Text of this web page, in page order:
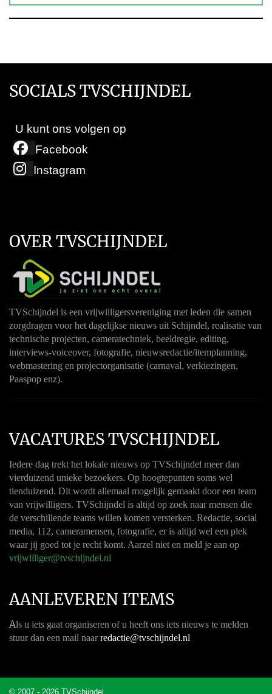
SOCIALS TVSCHIJNDEL
U kunt ons volgen op
Facebook
Instagram
OVER TVSCHIJNDEL
TVSchijndel is een vrijwilligersvereniging met leden die samen
zorgdragen voor het dagelijkse nieuws uit Schijndel, realisatie van
technische projecten, cameratechniek, beeldregie, editing,
interviews-voiceover, fotografie, nieuwsredactie/itemplanning,
webmastering en projectorganisatie (carnaval, verkiezingen,
Paaspop enz).
VACATURES TVSCHIJNDEL
Iedere dag trekt het lokale nieuws op TVSchijndel meer dan
vierduizend unieke bezoekers. Op hoogtepunten soms wel
tienduizend. Dit wordt allemaal mogelijk gemaakt door een team
van vrijwilligers. TVSchijndel is altijd op zoek naar mensen die
de verschillende teams willen komen versterken. Redactie, social
media, 112, cameramensen, fotografie, er is altijd wel een plek
waar jij goed tot je recht komt. Aarzel niet en meld je aan op
vrijwilliger@tvschijndel.nl
AANLEVEREN ITEMS
Als u iets gaat organiseren of u heeft ons iets nieuws te melden
stuur dan een mail naar redactie@tvschijndel.nl
© 2007 - 2026 TVSchijndel